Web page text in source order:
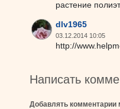
растение
dlv1965
03.12.2014 10:05
http://
Написать
Добавлять комментарии